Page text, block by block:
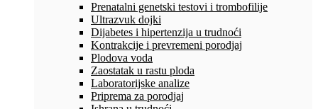
Prenatalni genetski testovi i trombofilije
Ultrazvuk dojki
Dijabetes i hipertenzija u trudnoći
Kontrakcije i prevremeni porodjaj
Plodova voda
Zaostatak u rastu ploda
Laboratorijske analize
Priprema za porodjaj